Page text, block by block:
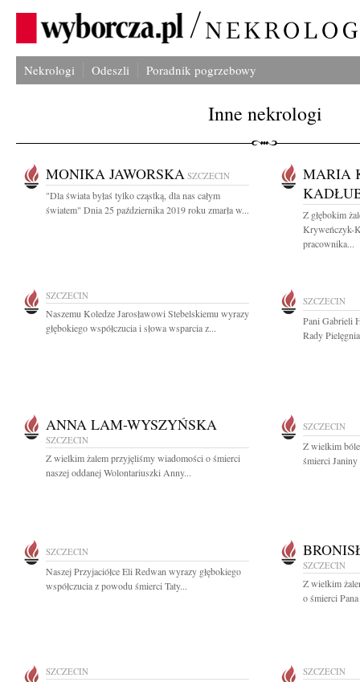
Nekrologi Odeszli Poradnik pogrzebowy
Inne nekrologi
MONIKA JAWORSKA SZCZECIN
"Dla świata byłaś tylko cząstką, dla nas całym
światem" Dnia 25 października 2019 roku zmarła w...
MARIA
Z głębokim
Kryweńczyk-
pracownika...
SZCZECIN
Naszemu Koledze Jarosławowi Stebelskiemu wyrazy
głębokiego współczucia i słowa wsparcia z...
SZCZECIN
Pani Gabrieli
Rady
ANNA LAM-WYSZYŃSKA
SZCZECIN
Z wielkim żalem przyjęliśmy wiadomości o śmierci
naszej oddanej Wolontariuszki Anny...
SZCZECIN
Z wielkim
śmierci
SZCZECIN
Naszej Przyjaciółce Eli Redwan wyrazy głębokiego
współczucia z powodu śmierci Taty...
SZCZECIN
Z wielkim
o śmierci
SZCZECIN SZCZECIN